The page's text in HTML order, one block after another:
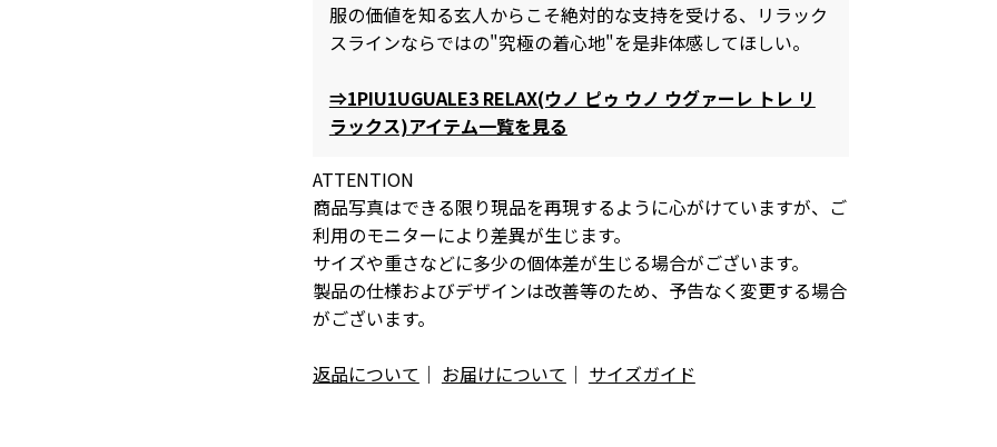
服の価値を知る玄人からこそ絶対的な支持を受ける、リラック
スラインならではの"究極の着心地"を是非体感してほしい。
⇒1PIU1UGUALE3 RELAX(ウノ ピゥ ウノ ウグァーレ トレ リ
ラックス)アイテム一覧を見る
ATTENTION
商品写真はできる限り現品を再現するように心がけていますが、ご
利用のモニターにより差異が生じます。
サイズや重さなどに多少の個体差が生じる場合がございます。
製品の仕様およびデザインは改善等のため、予告なく変更する場合
がございます。
返品について ｜ お届けについて ｜ サイズガイド